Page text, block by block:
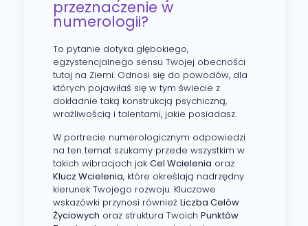
przeznaczenie w
numerologii?
To pytanie dotyka głębokiego,
egzystencjalnego sensu Twojej obecności
tutaj na Ziemi. Odnosi się do powodów, dla
których pojawiłaś się w tym świecie z
dokładnie taką konstrukcją psychiczną,
wrażliwością i talentami, jakie posiadasz.
W portrecie numerologicznym odpowiedzi
na ten temat szukamy przede wszystkim w
takich wibracjach jak Cel Wcielenia oraz
Klucz Wcielenia, które określają nadrzędny
kierunek Twojego rozwoju. Kluczowe
wskazówki przynosi również Liczba Celów
Życiowych oraz struktura Twoich Punktów